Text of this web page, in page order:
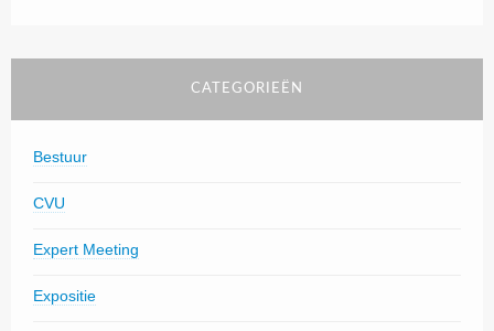
CATEGORIEËN
Bestuur
CVU
Expert Meeting
Expositie